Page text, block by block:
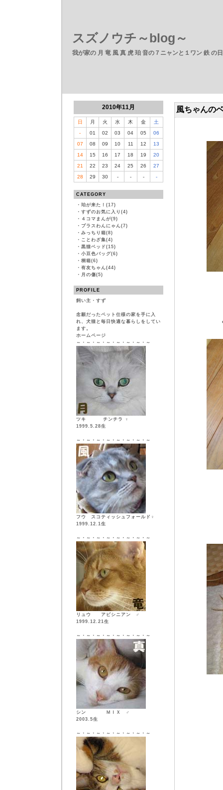
スズノウチ～blog～
我が家の 月 竜 風 真 虎 珀 音の７ニャンと１ワン 鉄 の
2010年11月
日 月 火 水 木 金
土
-
01 02 03 04 05
06
07
08 09 10 11 12
13
14
15 16 17 18 19
20
21
22 23 24 25 26
27
28
29 30 - - - -
CATEGORY
・ 珀が来た！(17)
・ すずのお気に入り(4)
・ ４コマまんが(9)
・ プラスわんにゃん(7)
・ みっちり箱(8)
・ ことわざ集(4)
・ 黒猫ベッド(15)
・ 小豆色バッグ(6)
・ 桐箱(6)
・ 有友ちゃん(44)
・ 月の傷(5)
PROFILE
飼い主・すず
念願だったペット仕様の家を手に入
れ、犬猫と毎日快適な暮らしをしてい
ます。
ホームページ
～・～・～・～・～・～・～・～
ツキ チンチラ ♀
1999.5.28生
～・～・～・～・～・～・～・～
フウ スコティッシュフォールド♀
1999.12.1生
～・～・～・～・～・～・～・～
リュウ アビシニアン ♂
1999.12.21生
～・～・～・～・～・～・～・～
シン ＭＩＸ ♂
2003.5生
～・～・～・～・～・～・～・～
風ちゃんの